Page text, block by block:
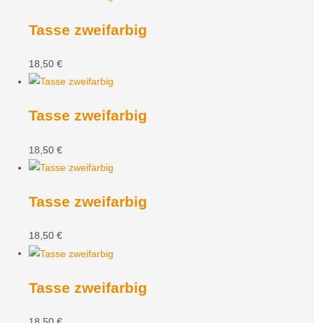
Tasse zweifarbig
18,50€
Tasse zweifarbig
18,50€
Tasse zweifarbig
18,50€
Tasse zweifarbig